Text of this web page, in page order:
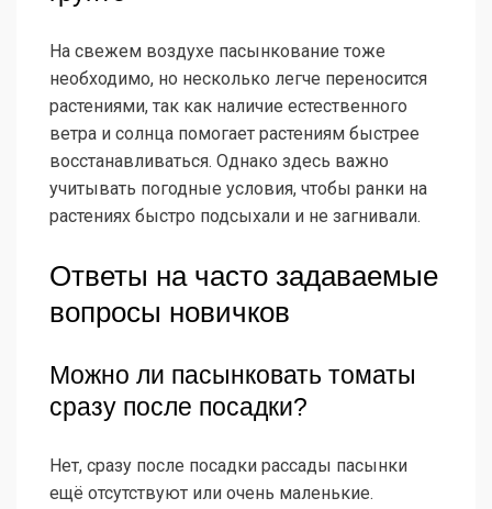
На свежем воздухе пасынкование тоже
необходимо, но несколько легче переносится
растениями, так как наличие естественного
ветра и солнца помогает растениям быстрее
восстанавливаться. Однако здесь важно
учитывать погодные условия, чтобы ранки на
растениях быстро подсыхали и не загнивали.
Ответы на часто задаваемые
вопросы новичков
Можно ли пасынковать томаты
сразу после посадки?
Нет, сразу после посадки рассады пасынки
ещё отсутствуют или очень маленькие.